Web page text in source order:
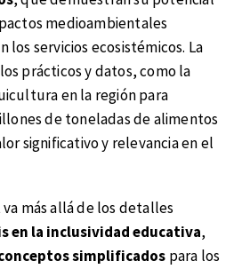
medioambientales
los servicios ecosistémicos. La
prácticos y datos, como la
en la región para
de toneladas de alimentos
significativo y relevancia en el
más allá de los detalles
en la inclusividad educativa,
simplificados para los